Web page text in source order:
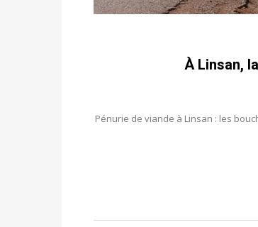
À Linsan,
Pénurie de viande à Linsan : les